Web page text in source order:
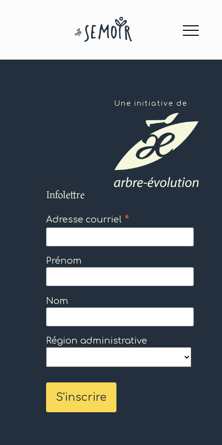
Une initiative de
Infolettre
Adresse courriel *
Prénom
Nom
Région administrative